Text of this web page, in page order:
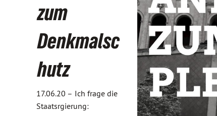
zum
Denkmalsc
hutz
17.06.20 – Ich frage die
Staatsrgierung: